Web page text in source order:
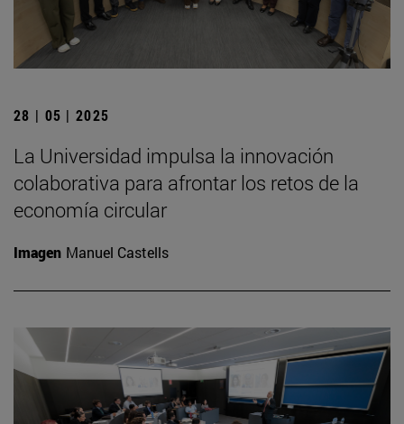
28 | 05 | 2025
La Universidad impulsa la innovación
colaborativa para afrontar los retos de la
economía circular
Imagen Manuel Castells